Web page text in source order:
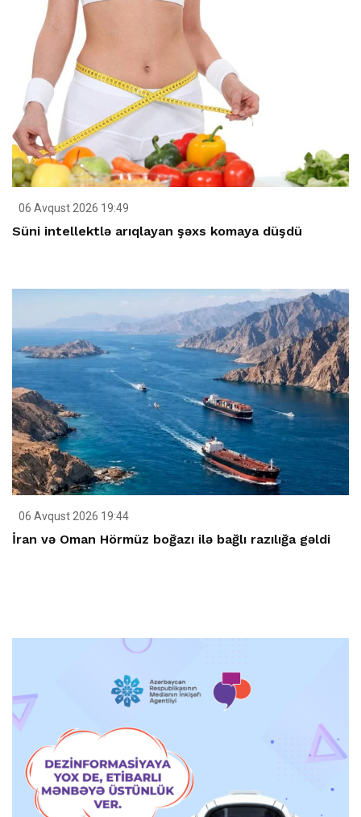
06 Avqust 2026 19:49
Süni intellektlə arıqlayan şəxs komaya düşdü
06 Avqust 2026 19:44
İran və Oman Hörmüz boğazı ilə bağlı razılığa gəldi